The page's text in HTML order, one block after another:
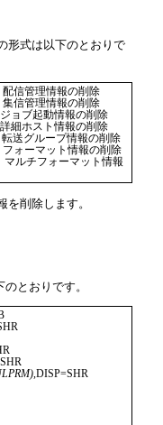
形式は以下のとおりで
理情報の削除
理情報の削除
起動情報の削除
スト情報の削除
グループ情報の削除
マット情報の削除
ルチフォーマット情報
削除します。
とおりです。
,DISP=SHR
*